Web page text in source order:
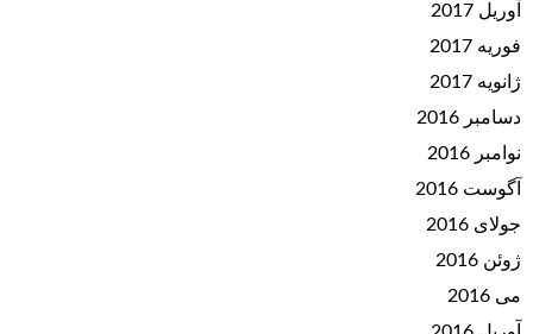
آوریل 2017
فوریه 2017
ژانویه 2017
دسامبر 2016
نوامبر 2016
آگوست 2016
جولای 2016
ژوئن 2016
می 2016